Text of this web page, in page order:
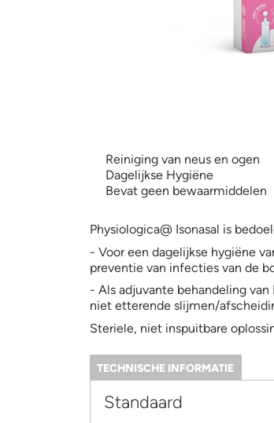
Reiniging van neus en ogen
Dagelijkse Hygiëne
Bevat geen bewaarmiddelen
Physiologica@ Isonasal is
- Voor een dagelijkse hygiëne
preventie van infecties van de
- Als adjuvante behandeling
niet etterende slijmen/
Steriele, niet inspuitbare
Information
TECHNISCHE INFORMATIE
Standaard